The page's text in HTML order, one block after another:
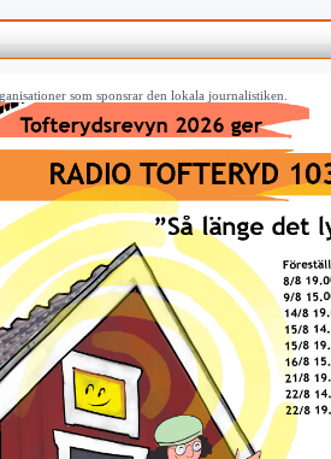
som sponsrar den lokala journalistiken.